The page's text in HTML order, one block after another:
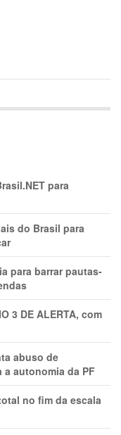
para
do Brasil para
para barrar pautas-
3 DE ALERTA, com
abuso de
autonomia da PF
no fim da escala